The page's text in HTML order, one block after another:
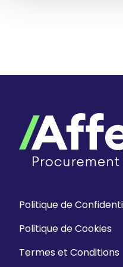
Politique de
Politique de Cookies
Termes et Conditions